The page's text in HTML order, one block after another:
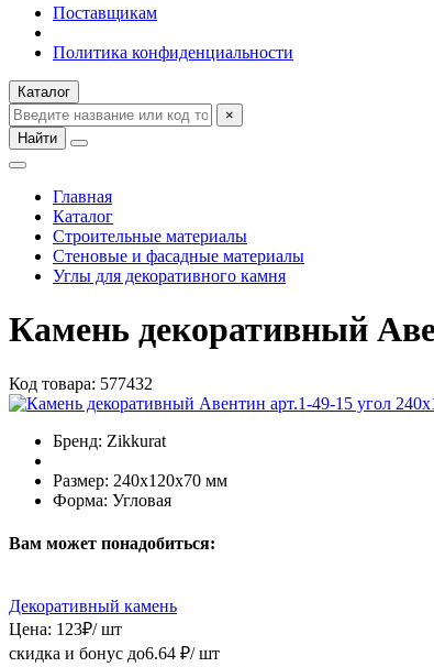
Поставщикам
Политика конфиденциальности
Каталог
×
Найти
Главная
Каталог
Строительные материалы
Стеновые и фасадные материалы
Углы для декоративного камня
Камень декоративный
Код товара: 577432
Бренд: Zikkurat
Размер: 240х120х70 мм
Форма: Угловая
Вам может понадобиться:
Декоративный камень
Цена: 123₽/ шт
скидка и бонус до6.64 ₽/ шт